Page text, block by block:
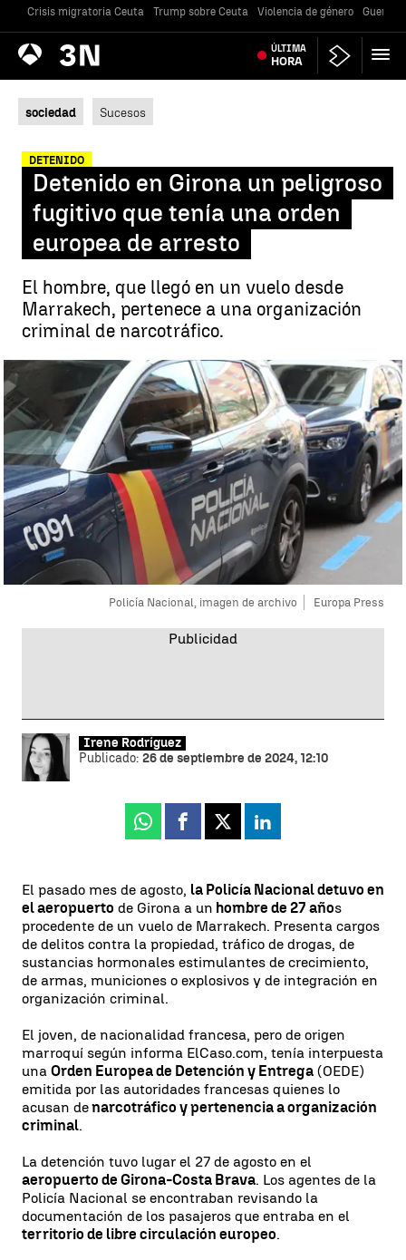
Crisis migratoria Ceuta Trump sobre Ceuta Violencia de género Guerra
Antena
3 Noticias ÚLTIMA
HORA
sociedad Sucesos
DETENIDO
Detenido en Girona un peligroso
fugitivo que tenía una orden
europea de arresto
El hombre, que llegó en un vuelo desde
Marrakech, pertenece a una organización
criminal de narcotráfico.
Policía Nacional, imagen de archivo Europa Press
Irene Rodríguez
Publicado: 26 de septiembre de 2024, 12:10
Whatsapp
Facebook
X Linkedin
El pasado mes de agosto, la Policía Nacional detuvo en
el aeropuerto de Girona a un hombre de 27 años
procedente de un vuelo de Marrakech. Presenta cargos
de delitos contra la propiedad, tráfico de drogas, de
sustancias hormonales estimulantes de crecimiento,
de armas, municiones o explosivos y de integración en
organización criminal.
El joven, de nacionalidad francesa, pero de origen
marroquí según informa ElCaso.com, tenía interpuesta
una Orden Europea de Detención y Entrega (OEDE)
emitida por las autoridades francesas quienes lo
acusan denarcotráfico y pertenencia a organización
criminal.
La detención tuvo lugar el 27 de agosto en el
aeropuerto de Girona-Costa Brava. Los agentes de la
Policía Nacional se encontraban revisando la
documentación de los pasajeros que entraba en el
territorio de libre circulación europeo.